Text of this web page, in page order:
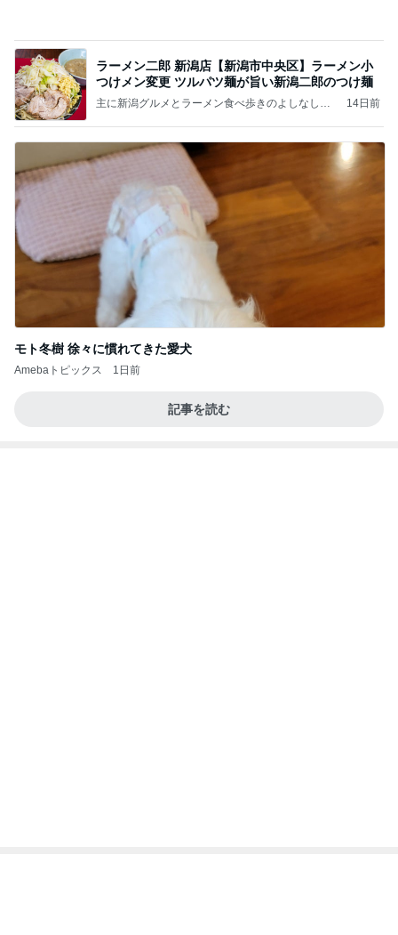
ラーメン二郎 新潟店【新潟市中央区】ラーメン小
つけメン変更 ツルパツ麺が旨い新潟二郎のつけ麺
主に新潟グルメとラーメン食べ歩きのよしなしご
14日前
モト冬樹 徐々に慣れてきた愛犬
Amebaトピックス 1日前
記事を読む